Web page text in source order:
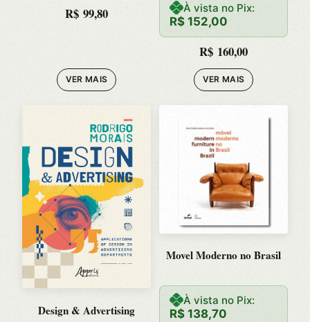
R$ 99,80
VER MAIS
À vista no Pix:
R$ 152,00
R$ 160,00
VER MAIS
Design & Advertising
Movel Moderno no Brasil
À vista no Pix:
R$ 138,70